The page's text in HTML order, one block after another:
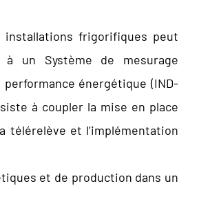
installations frigorifiques peut
un Système de mesurage
performance énergétique (IND-
à coupler la mise en place
télérelève et l’implémentation
et de production dans un